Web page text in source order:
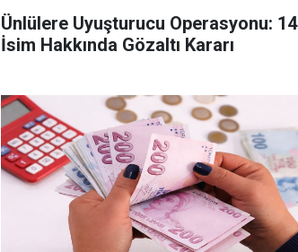
Ünlülere Uyuşturucu Operasyonu: 14
İsim Hakkında Gözaltı Kararı